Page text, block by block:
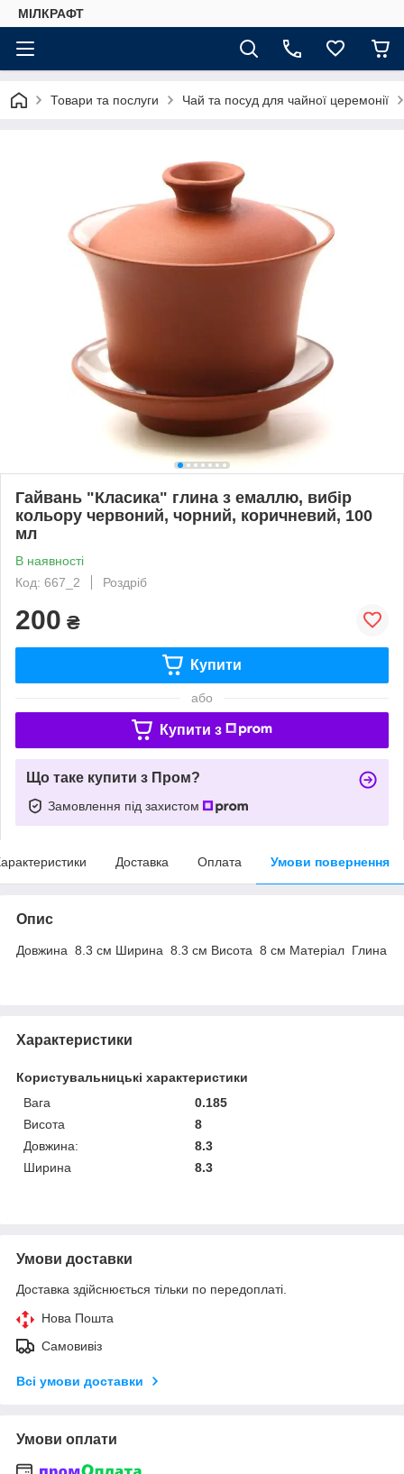
МІЛКРАФТ
Товари та послуги Чай та посуд для чайної церемонії
Гайвань "Класика" глина з емаллю, вибір
кольору червоний, чорний, коричневий, 100
мл
В наявності
Код: 667_2
Роздріб
200 ₴
Купити
або
Купити з
Що таке купити з Пром?
Замовлення під захистом
Доставка Оплата Умови повернення
Опис
Довжина 8.3 см Ширина 8.3 см Висота 8 см Maтерiал Глина
Характеристики
Користувальницькі характеристики
Вага
0.185
Висота
8
Довжина:
8.3
Ширина
8.3
Умови доставки
Доставка здійснюється тільки по передоплаті.
Нова Пошта
Самовивіз
Всі умови доставки
Умови оплати